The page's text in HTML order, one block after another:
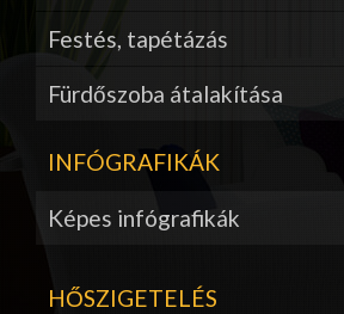
Festés, tapétázás
Fürdőszoba átalakítása
INFÓGRAFIKÁK
Képes infógrafikák
HŐSZIGETELÉS